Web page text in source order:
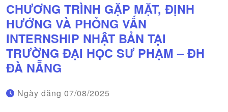
CHƯƠNG TRÌNH GẶP MẶT, ĐỊNH
HƯỚNG VÀ PHỎNG VẤN
INTERNSHIP NHẬT BẢN TẠI
TRƯỜNG ĐẠI HỌC SƯ PHẠM – ĐH
ĐÀ NẴNG
Ngày đăng 07/08/2025